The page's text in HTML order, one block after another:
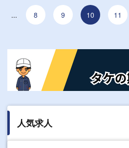
... 8 9 10 11
人気求人